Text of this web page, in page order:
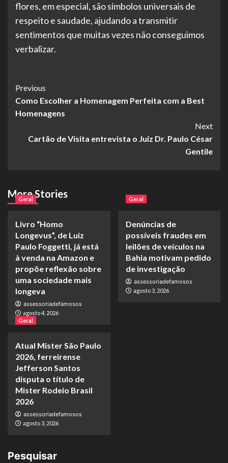
flores, em especial, são símbolos universais de
respeito e saudade, ajudando a transmitir
sentimentos que muitas vezes não conseguimos
verbalizar.
Post
Navigation
Previous
Como Escolher a Homenagem Perfeita com a Best
Homenagens
Next
Cartão de Visita entrevista o Juiz Dr. Paulo César
Gentile
More Stories
Geral
Livro “Homo
Longevus”, de Luiz
Paulo Foggetti, já está
à venda na Amazon e
propõe reflexão sobre
uma sociedade mais
longeva
assessoriadefamosos
agosto 4, 2026
Geral
Denúncias de
possíveis fraudes em
leilões de veículos na
Bahia motivam pedido
de investigação
assessoriadefamosos
agosto 3, 2026
Geral
Atual Mister São Paulo
2026, ferreirense
Jefferson Santos
disputa o título de
Mister Rodeio Brasil
2026
assessoriadefamosos
agosto 3, 2026
Pesquisar